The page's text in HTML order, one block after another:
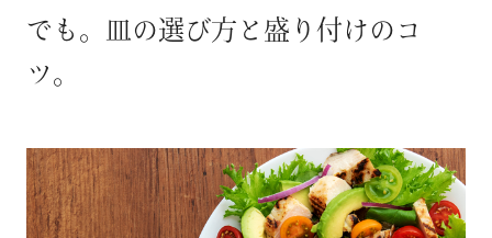
でも。皿の選び方と盛り付けのコ
ツ。